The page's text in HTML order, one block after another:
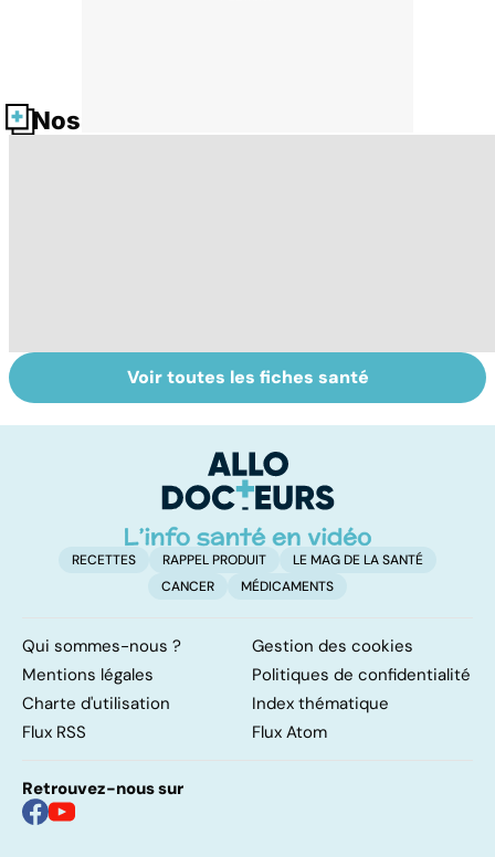
Nos fiches santé
Tout savoir sur le
cancer de la
Mélanome : le
plus redouté des
peau
Voir toutes les fiches santé
RECETTES RAPPEL PRODUIT
LE MAG DE LA SANTÉ
CANCER
MÉDICAMENTS
Qui sommes-nous ?
Gestion des cookies
Mentions légales
Politiques de confidentialité
Charte d'utilisation
Index thématique
Flux RSS
Flux Atom
Retrouvez-nous sur